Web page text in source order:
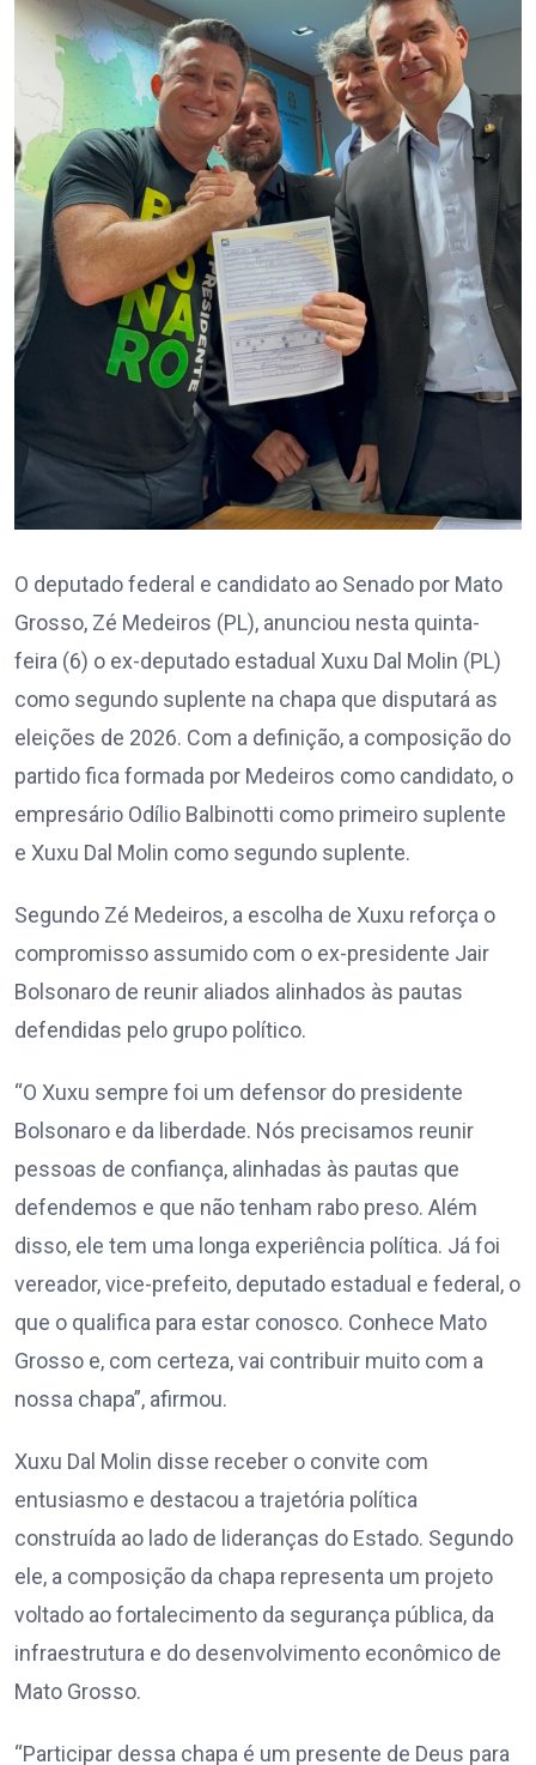
O deputado federal e candidato ao Senado por Mato
Grosso, Zé Medeiros (PL), anunciou nesta quinta-
feira (6) o ex-deputado estadual Xuxu Dal Molin (PL)
como segundo suplente na chapa que disputará as
eleições de 2026. Com a definição, a composição do
partido fica formada por Medeiros como candidato, o
empresário Odílio Balbinotti como primeiro suplente
e Xuxu Dal Molin como segundo suplente.
Segundo Zé Medeiros, a escolha de Xuxu reforça o
compromisso assumido com o ex-presidente Jair
Bolsonaro de reunir aliados alinhados às pautas
defendidas pelo grupo político.
“O Xuxu sempre foi um defensor do presidente
Bolsonaro e da liberdade. Nós precisamos reunir
pessoas de confiança, alinhadas às pautas que
defendemos e que não tenham rabo preso. Além
disso, ele tem uma longa experiência política. Já foi
vereador, vice-prefeito, deputado estadual e federal, o
que o qualifica para estar conosco. Conhece Mato
Grosso e, com certeza, vai contribuir muito com a
nossa chapa”, afirmou.
Xuxu Dal Molin disse receber o convite com
entusiasmo e destacou a trajetória política
construída ao lado de lideranças do Estado. Segundo
ele, a composição da chapa representa um projeto
voltado ao fortalecimento da segurança pública, da
infraestrutura e do desenvolvimento econômico de
Mato Grosso.
“Participar dessa chapa é um presente de Deus para